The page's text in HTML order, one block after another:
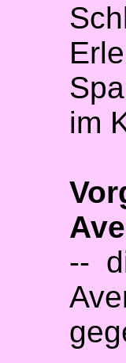
im
--